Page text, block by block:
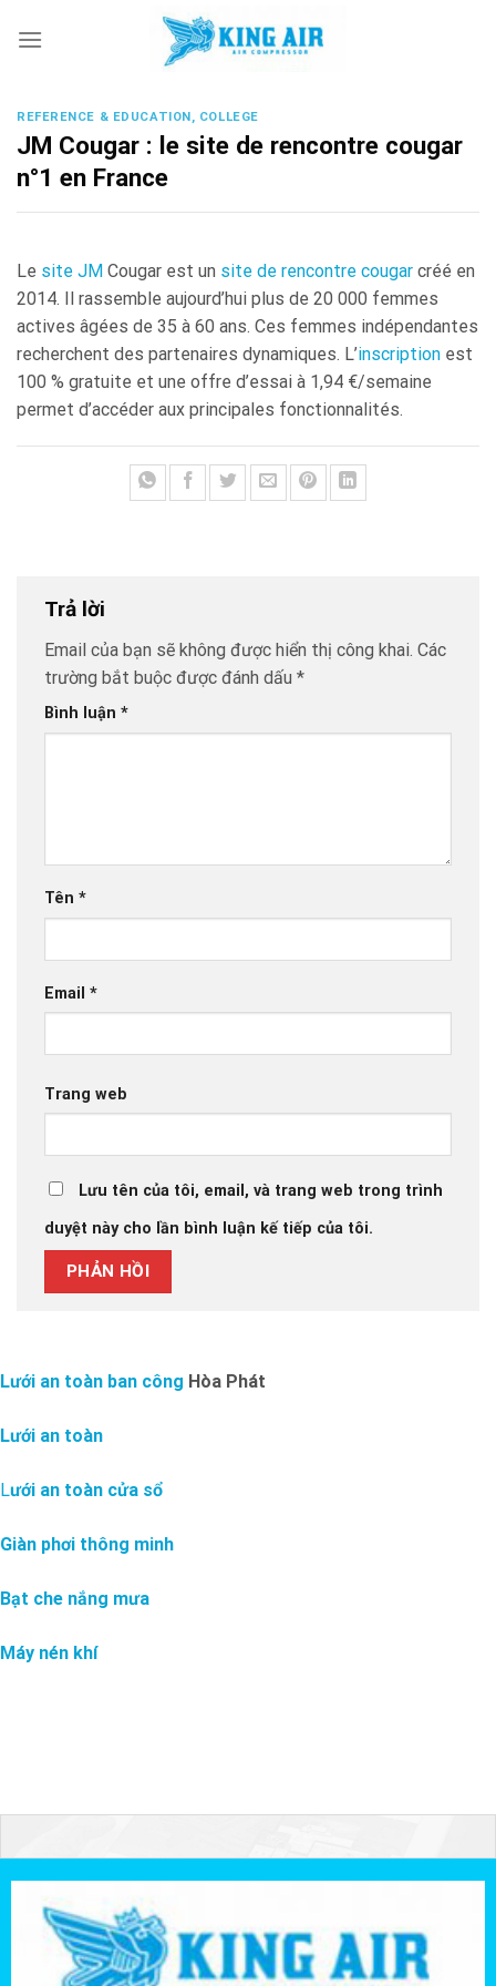
REFERENCE & EDUCATION, COLLEGE
JM Cougar : le site de rencontre cougar
n°1 en France
Le site JM Cougar est un site de rencontre cougar créé en
2014. Il rassemble aujourd’hui plus de 20 000 femmes
actives âgées de 35 à 60 ans. Ces femmes indépendantes
recherchent des partenaires dynamiques. L’inscription est
100 % gratuite et une offre d’essai à 1,94 €/semaine
permet d’accéder aux principales fonctionnalités.
Trả lời
Email của bạn sẽ không được hiển thị công khai. Các
trường bắt buộc được đánh dấu *
Bình luận *
Tên *
Email *
Trang web
Lưu tên của tôi, email, và trang web trong trình
duyệt này cho lần bình luận kế tiếp của tôi.
Lưới an toàn ban công Hòa Phát
Lưới an toàn
Lưới an toàn cửa sổ
Giàn phơi thông minh
Bạt che nắng mưa
Máy nén khí